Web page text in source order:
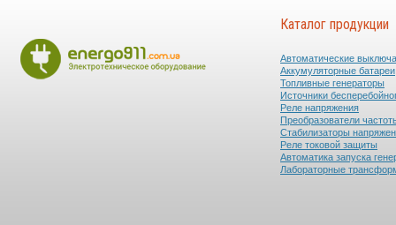
Каталог продукции
Автоматические
Аккумуляторные батареи
Топливные генераторы
Источники
Реле напряжения
Преобразователи
Стабилизаторы
Реле токовой защиты
Автоматика запуска
Лабораторные